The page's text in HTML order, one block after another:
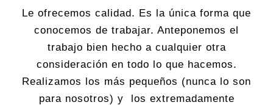
Le ofrecemos calidad. Es la única forma que
conocemos de trabajar. Anteponemos el
trabajo bien hecho a cualquier otra
consideración en todo lo que hacemos.
Realizamos los más pequeños (nunca lo son
para nosotros) y los extremadamente